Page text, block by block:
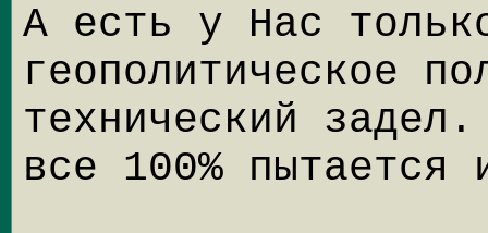
А есть у Нас
геополитическое
технический
все 100% пытается